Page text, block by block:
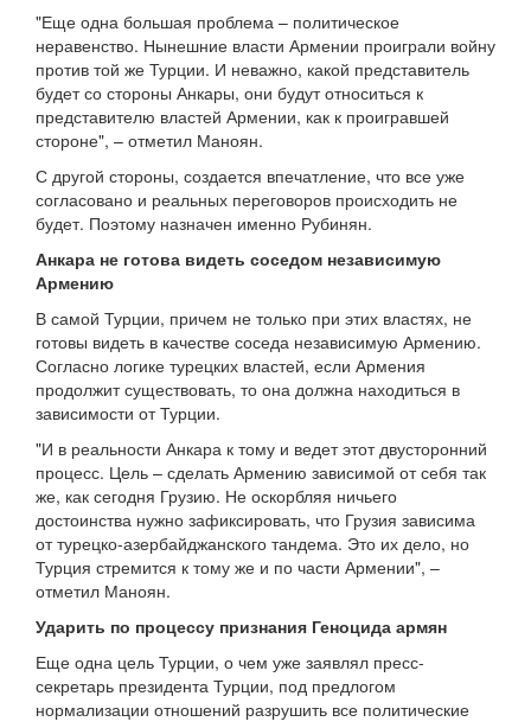
"Еще одна большая проблема – политическое
неравенство. Нынешние власти Армении проиграли войну
против той же Турции. И неважно, какой представитель
будет со стороны Анкары, они будут относиться к
представителю властей Армении, как к проигравшей
стороне", – отметил Маноян.
С другой стороны, создается впечатление, что все уже
согласовано и реальных переговоров происходить не
будет. Поэтому назначен именно Рубинян.
Анкара не готова видеть соседом независимую
Армению
В самой Турции, причем не только при этих властях, не
готовы видеть в качестве соседа независимую Армению.
Согласно логике турецких властей, если Армения
продолжит существовать, то она должна находиться в
зависимости от Турции.
"И в реальности Анкара к тому и ведет этот двусторонний
процесс. Цель – сделать Армению зависимой от себя так
же, как сегодня Грузию. Не оскорбляя ничьего
достоинства нужно зафиксировать, что Грузия зависима
от турецко-азербайджанского тандема. Это их дело, но
Турция стремится к тому же и по части Армении", –
отметил Маноян.
Ударить по процессу признания Геноцида армян
Еще одна цель Турции, о чем уже заявлял пресс-
секретарь президента Турции, под предлогом
нормализации отношений разрушить все политические